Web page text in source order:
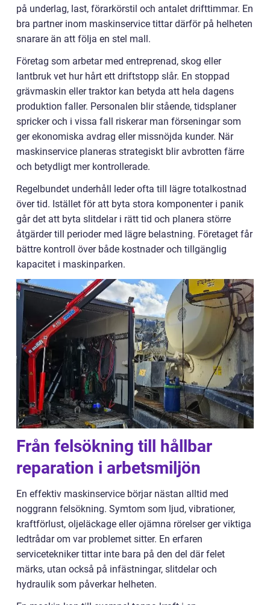
på underlag, last, förarkörstil och antalet drifttimmar. En
bra partner inom maskinservice tittar därför på helheten
snarare än att följa en stel mall.
Företag som arbetar med entreprenad, skog eller
lantbruk vet hur hårt ett driftstopp slår. En stoppad
grävmaskin eller traktor kan betyda att hela dagens
produktion faller. Personalen blir stående, tidsplaner
spricker och i vissa fall riskerar man förseningar som
ger ekonomiska avdrag eller missnöjda kunder. När
maskinservice planeras strategiskt blir avbrotten färre
och betydligt mer kontrollerade.
Regelbundet underhåll leder ofta till lägre totalkostnad
över tid. Istället för att byta stora komponenter i panik
går det att byta slitdelar i rätt tid och planera större
åtgärder till perioder med lägre belastning. Företaget får
bättre kontroll över både kostnader och tillgänglig
kapacitet i maskinparken.
Från felsökning till hållbar
reparation i arbetsmiljön
En effektiv maskinservice börjar nästan alltid med
noggrann felsökning. Symtom som ljud, vibrationer,
kraftförlust, oljeläckage eller ojämna rörelser ger viktiga
ledtrådar om var problemet sitter. En erfaren
servicetekniker tittar inte bara på den del där felet
märks, utan också på infästningar, slitdelar och
hydraulik som påverkar helheten.